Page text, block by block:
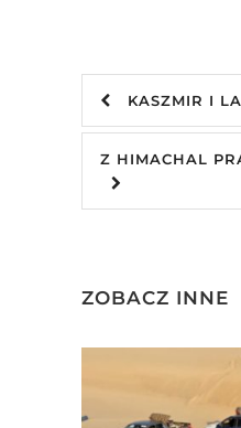
KASZMIR I
Z HIMACHAL
ZOBACZ INNE